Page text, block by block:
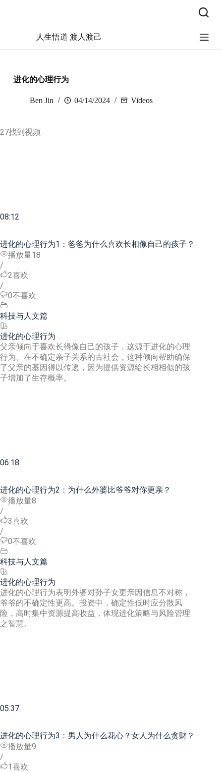
人生悟道 渡人渡己
进化的心理行为
Ben Jin 04/14/2024 Videos
27找到视频
08:12
进化的心理行为1：爸爸为什么喜欢长相像自己的孩子？
播放量18
/
2喜欢
/
0不喜欢
科技与人文篇
进化的心理行为
父亲倾向于喜欢长得像自己的孩子，这源于进化的心理
行为。在不确定亲子关系的古社会，这种倾向帮助确保
了父亲的基因得以传递，因为提供资源给长相相似的孩
子增加了生存概率。
06:18
进化的心理行为2：为什么外婆比爷爷对你更亲？
播放量8
/
3喜欢
/
0不喜欢
科技与人文篇
进化的心理行为
进化的心理行为表明外婆对孙子女更亲因信息不对称，
爷爷的不确定性更高。投资中，确定性低时应分散风
险，高时集中资源提高收益，体现进化策略与风险管理
之智慧。
05:37
进化的心理行为3：男人为什么花心？女人为什么贪财？
播放量9
/
1喜欢